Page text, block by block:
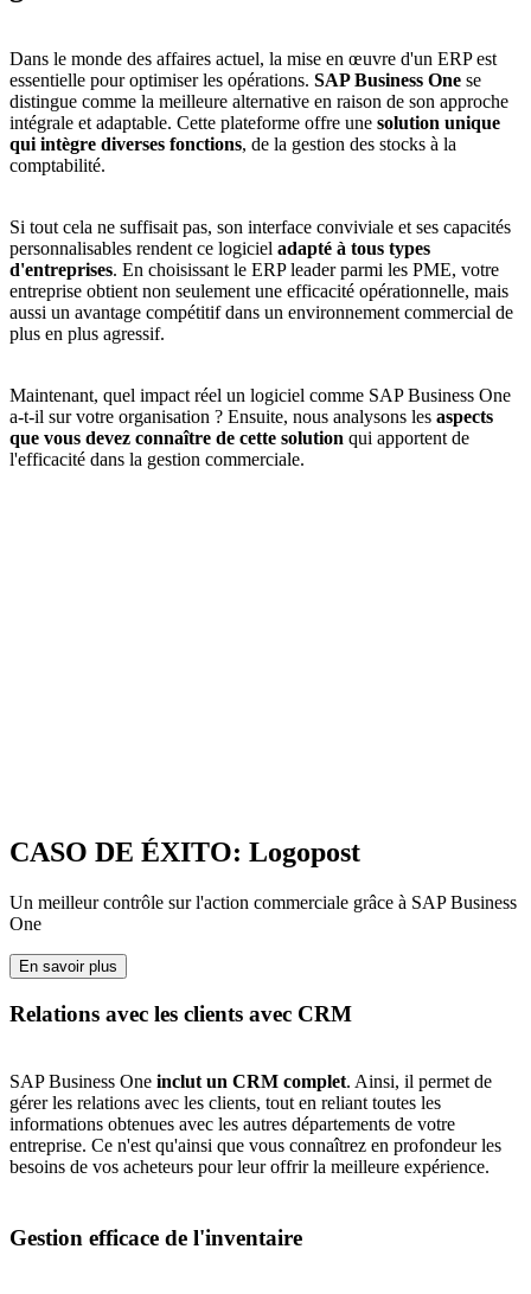
Dans le monde des affaires actuel, la mise en œuvre d'un ERP est
essentielle pour optimiser les opérations. SAP Business One se
distingue comme la meilleure alternative en raison de son approche
intégrale et adaptable. Cette plateforme offre une solution unique
qui intègre diverses fonctions, de la gestion des stocks à la
comptabilité.
Si tout cela ne suffisait pas, son interface conviviale et ses capacités
personnalisables rendent ce logiciel adapté à tous types
d'entreprises. En choisissant le ERP leader parmi les PME, votre
entreprise obtient non seulement une efficacité opérationnelle, mais
aussi un avantage compétitif dans un environnement commercial de
plus en plus agressif.
Maintenant, quel impact réel un logiciel comme SAP Business One
a-t-il sur votre organisation ? Ensuite, nous analysons les aspects
que vous devez connaître de cette solution qui apportent de
l'efficacité dans la gestion commerciale.
CASO DE ÉXITO: Logopost
Un meilleur contrôle sur l'action commerciale grâce à SAP Business
One
En savoir plus
Relations avec les clients avec CRM
SAP Business One inclut un CRM complet. Ainsi, il permet de
gérer les relations avec les clients, tout en reliant toutes les
informations obtenues avec les autres départements de votre
entreprise. Ce n'est qu'ainsi que vous connaîtrez en profondeur les
besoins de vos acheteurs pour leur offrir la meilleure expérience.
Gestion efficace de l'inventaire